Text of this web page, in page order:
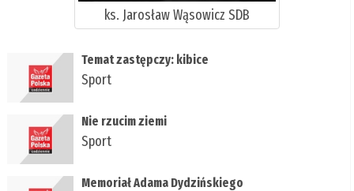
ks. Jarosław Wąsowicz SDB
Temat zastępczy: kibice
Sport
Nie rzucim ziemi
Sport
Memoriał Adama Dydzińskiego